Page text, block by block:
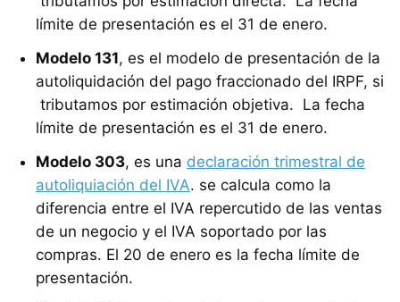
límite de presentación es el 31 de enero.
Modelo 131, es el modelo de presentación de la
autoliquidación del pago fraccionado del IRPF, si
tributamos por estimación objetiva. La fecha
límite de presentación es el 31 de enero.
Modelo 303, es una declaración trimestral de
autoliquiación del IVA. se calcula como la
diferencia entre el IVA repercutido de las ventas
de un negocio y el IVA soportado por las
compras. El 20 de enero es la fecha límite de
presentación.